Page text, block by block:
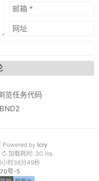
览任务代码
by lcry
↻ 加载耗时: 30 ms
小时36分50秒
号-5